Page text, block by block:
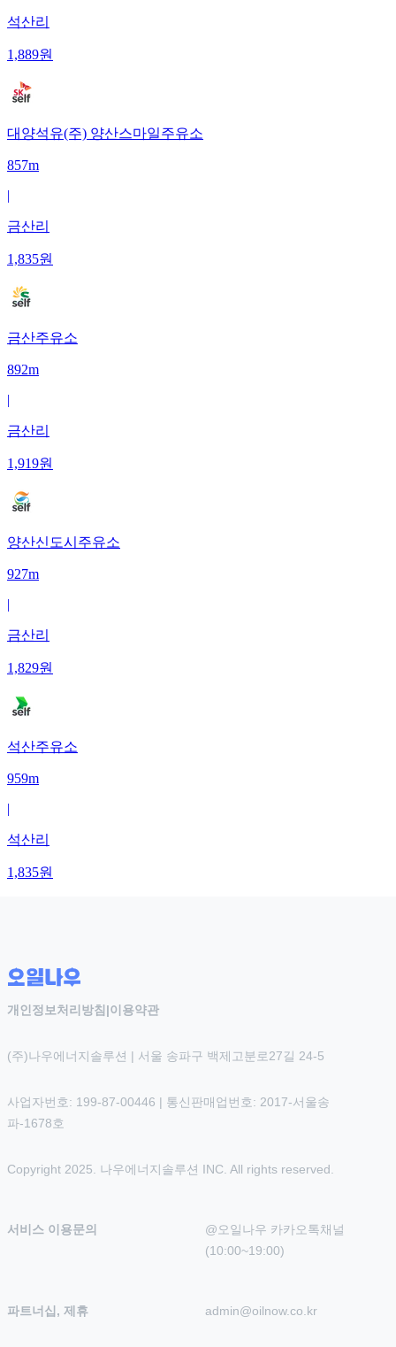
석산리
1,889원
대양석유(주) 양산스마일주유소
857m
|
금산리
1,835원
금산주유소
892m
|
금산리
1,919원
양산신도시주유소
927m
|
금산리
1,829원
석산주유소
959m
|
석산리
1,835원
개인정보처리방침 |이용약관
(주)나우에너지솔루션 | 서울 송파구 백제고분로27길 24-5
사업자번호: 199-87-00446 | 통신판매업번호: 2017-서울송
파-1678호
Copyright 2025. 나우에너지솔루션 INC. All rights reserved.
서비스 이용문의
@오일나우 카카오톡채널
(10:00~19:00)
파트너십, 제휴 admin@oilnow.co.kr